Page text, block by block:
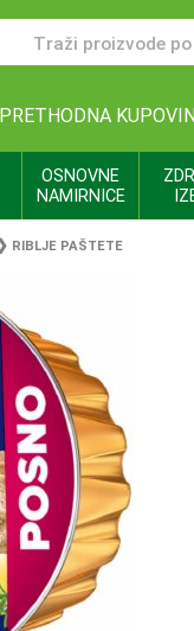
PRETHODNA
OSNOVNE
NAMIRNICE
RIBLJE PAŠTETE